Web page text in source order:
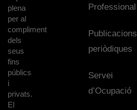
plena
per al
compliment
dels
seus
fins
públics
i
privats.
El
Professional
Publicacions
periòdiques
Servei
d’Ocupació